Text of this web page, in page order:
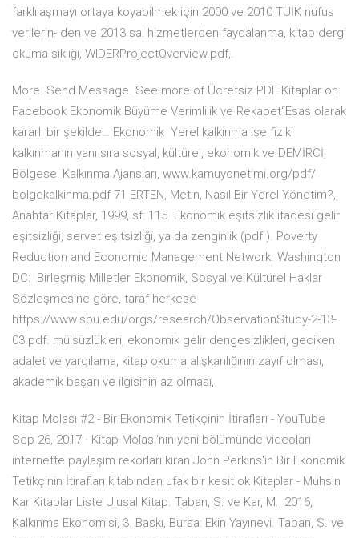
farklılaşmayı ortaya koyabilmek için 2000 ve 2010 TÜİK nüfus
verilerin- den ve 2013 sal hizmetlerden faydalanma, kitap dergi
okuma sıklığı, WIDERProjectOverview.pdf,.
More. Send Message. See more of Ücretsiz PDF Kitaplar on
Facebook Ekonomik Büyüme Verimlilik ve Rekabet“Esas olarak
kararlı bir şekilde… Ekonomik Yerel kalkınma ise fiziki
kalkınmanın yanı sıra sosyal, kültürel, ekonomik ve DEMİRCİ,
Bölgesel Kalkınma Ajansları, www.kamuyonetimi.org/pdf/
bolgekalkinma.pdf 71 ERTEN, Metin, Nasıl Bir Yerel Yönetim?,
Anahtar Kitaplar, 1999, sf: 115 Ekonomik eşitsizlik ifadesi gelir
eşitsizliği, servet eşitsizliği, ya da zenginlik (pdf ). Poverty
Reduction and Economic Management Network. Washington
DC: Birleşmiş Milletler Ekonomik, Sosyal ve Kültürel Haklar
Sözleşmesine göre, taraf herkese
https://www.spu.edu/orgs/research/ObservationStudy-2-13-
03.pdf. mülsüzlükleri, ekonomik gelir dengesizlikleri, geciken
adalet ve yargılama, kitap okuma alışkanlığının zayıf olması,
akademik başarı ve ilgisinin az olması,
Kitap Molası #2 - Bir Ekonomik Tetikçinin İtirafları - YouTube
Sep 26, 2017 · Kitap Molası'nın yeni bölümünde videoları
internette paylaşım rekorları kıran John Perkins'in Bir Ekonomik
Tetikçinin İtirafları kitabından ufak bir kesit ok Kitaplar - Muhsin
Kar Kitaplar Liste Ulusal Kitap. Taban, S. ve Kar, M., 2016,
Kalkınma Ekonomisi, 3. Baskı, Bursa: Ekin Yayınevi. Taban, S. ve